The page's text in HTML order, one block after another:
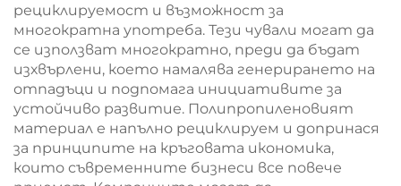
рециклируемост и възможност за
многократна употреба. Тези чували могат да
се използват многократно, преди да бъдат
изхвърлени, което намалява генерирането на
отпадъци и подпомага инициативите за
устойчиво развитие. Полипропиленовият
материал е напълно рециклируем и допринася
за принципите на кръговата икономика,
които съвременните бизнеси все повече